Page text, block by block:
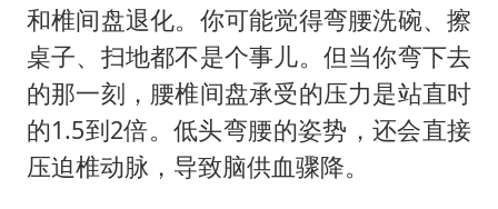
和椎间盘退化。你可能觉得弯腰洗碗、擦
桌子、扫地都不是个事儿。但当你弯下去
的那一刻，腰椎间盘承受的压力是站直时
的1.5到2倍。低头弯腰的姿势，还会直接
压迫椎动脉，导致脑供血骤降。